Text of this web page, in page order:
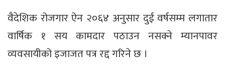
वैदेशिक रोजगार ऐन २०६४ अनुसार दुई वर्षसम्म लगातार
वार्षिक १ सय कामदार पठाउन नसक्ने म्यानपावर
व्यवसायीको इजाजत पत्र रद्द गरिने छ ।